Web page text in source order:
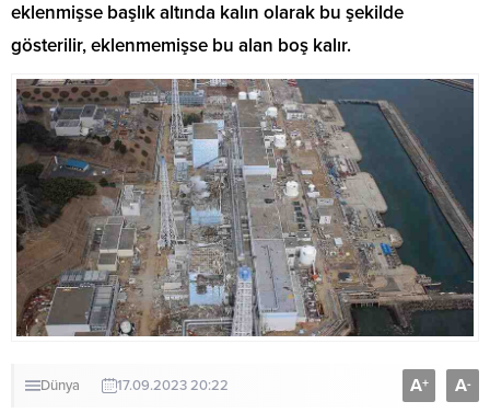
eklenmişse başlık altında kalın olarak bu şekilde
gösterilir, eklenmemişse bu alan boş kalır.
Dünya 17.09.2023 20:22 A+ A-